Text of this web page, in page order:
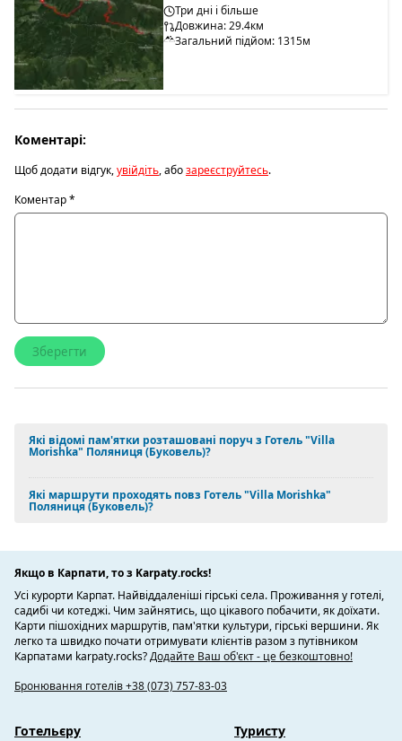
Три дні і більше
Довжина: 29.4км
Загальний підйом: 1315м
Коментарі:
Щоб додати відгук,увійдіть, абозареєструйтесь.
Коментар*
Які відомі пам'ятки розташовані поруч з Готель "Villa
Morishka" Поляниця (Буковель)?
Які маршрути проходять повз Готель "Villa Morishka"
Поляниця (Буковель)?
Якщо в Карпати, то з Karpaty.rocks!
Усі курорти Карпат. Найвіддаленіші гірські села. Проживання у готелі,
садибі чи котеджі. Чим зайнятись, що цікавого побачити, як доїхати.
Карти пішохідних маршрутів, пам'ятки культури, гірські вершини. Як
легко та швидко почати отримувати клієнтів разом з путівником
Карпатами karpaty.rocks?Додайте Ваш об'єкт - це безкоштовно!
Бронювання готелів +38 (073) 757-83-03
Готельєру Туристу